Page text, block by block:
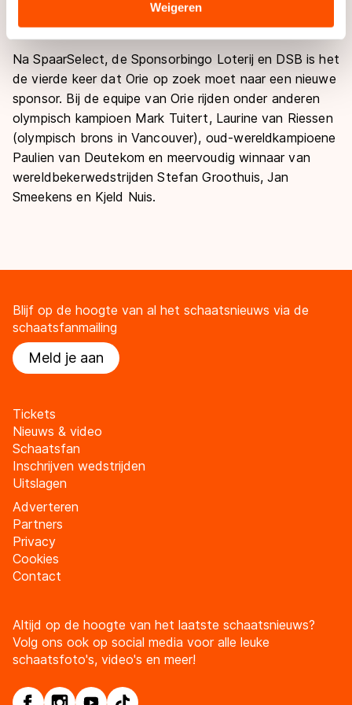
Sommige partners kunnen gegevens doorgeven aan
landen buiten de EU, zoals de VS, waar mogelijk geen
adequaat beschermingsniveau geldt volgens de GDPR.
Door op ‘Toestaan’ te klikken, stemt u in met deze
overdracht. Meer informatie vindt u in onscookiebeleid.
Weigeren
Na SpaarSelect, de Sponsorbingo Loterij en DSB is het
de vierde keer dat Orie op zoek moet naar een nieuwe
sponsor. Bij de equipe van Orie rijden onder anderen
olympisch kampioen Mark Tuitert, Laurine van Riessen
(olympisch brons in Vancouver), oud-wereldkampioene
Paulien van Deutekom en meervoudig winnaar van
wereldbekerwedstrijden Stefan Groothuis, Jan
Smeekens en Kjeld Nuis.
Blijf op de hoogte van al het schaatsnieuws via de
schaatsfanmailing
Meld je aan
Tickets
Nieuws & video
Schaatsfan
Inschrijven wedstrijden
Uitslagen
Adverteren
Partners
Privacy
Cookies
Contact
Altijd op de hoogte van het laatste schaatsnieuws?
Volg ons ook op social media voor alle leuke
schaatsfoto's, video's en meer!